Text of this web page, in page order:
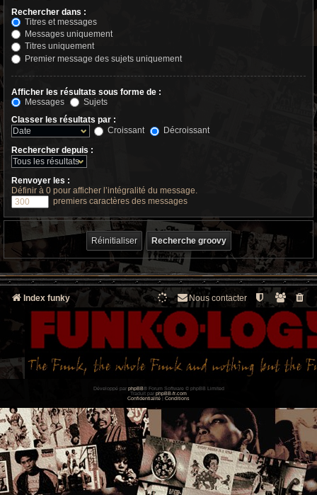
Rechercher dans :
Titres et messages
Messages uniquement
Titres uniquement
Premier message des sujets uniquement
Afficher les résultats sous forme de :
Messages
Sujets
Classer les résultats par :
Croissant
Décroissant
Rechercher depuis :
Renvoyer les :
Définir à 0 pour afficher l’intégralité du message.
premiers caractères des messages
Index funky Nous contacter
Développé par phpBB® Forum Software © phpBB Limited
Traduit par phpBB-fr.com
Confidentialité | Conditions